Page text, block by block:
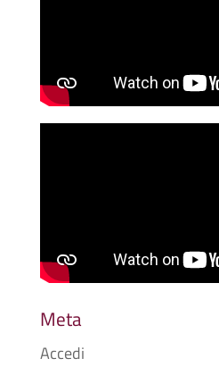
Meta
Accedi